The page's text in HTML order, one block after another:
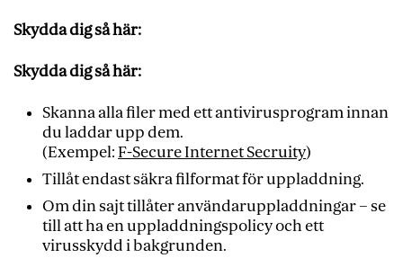
Skydda dig så här:
Skydda dig så här:
Skanna alla filer med ett antivirusprogram innan
du laddar upp dem.
(Exempel:F-Secure Internet Secruity)
Tillåt endast säkra filformat för uppladdning.
Om din sajt tillåter användaruppladdningar – se
till att ha en uppladdningspolicy och ett
virusskydd i bakgrunden.